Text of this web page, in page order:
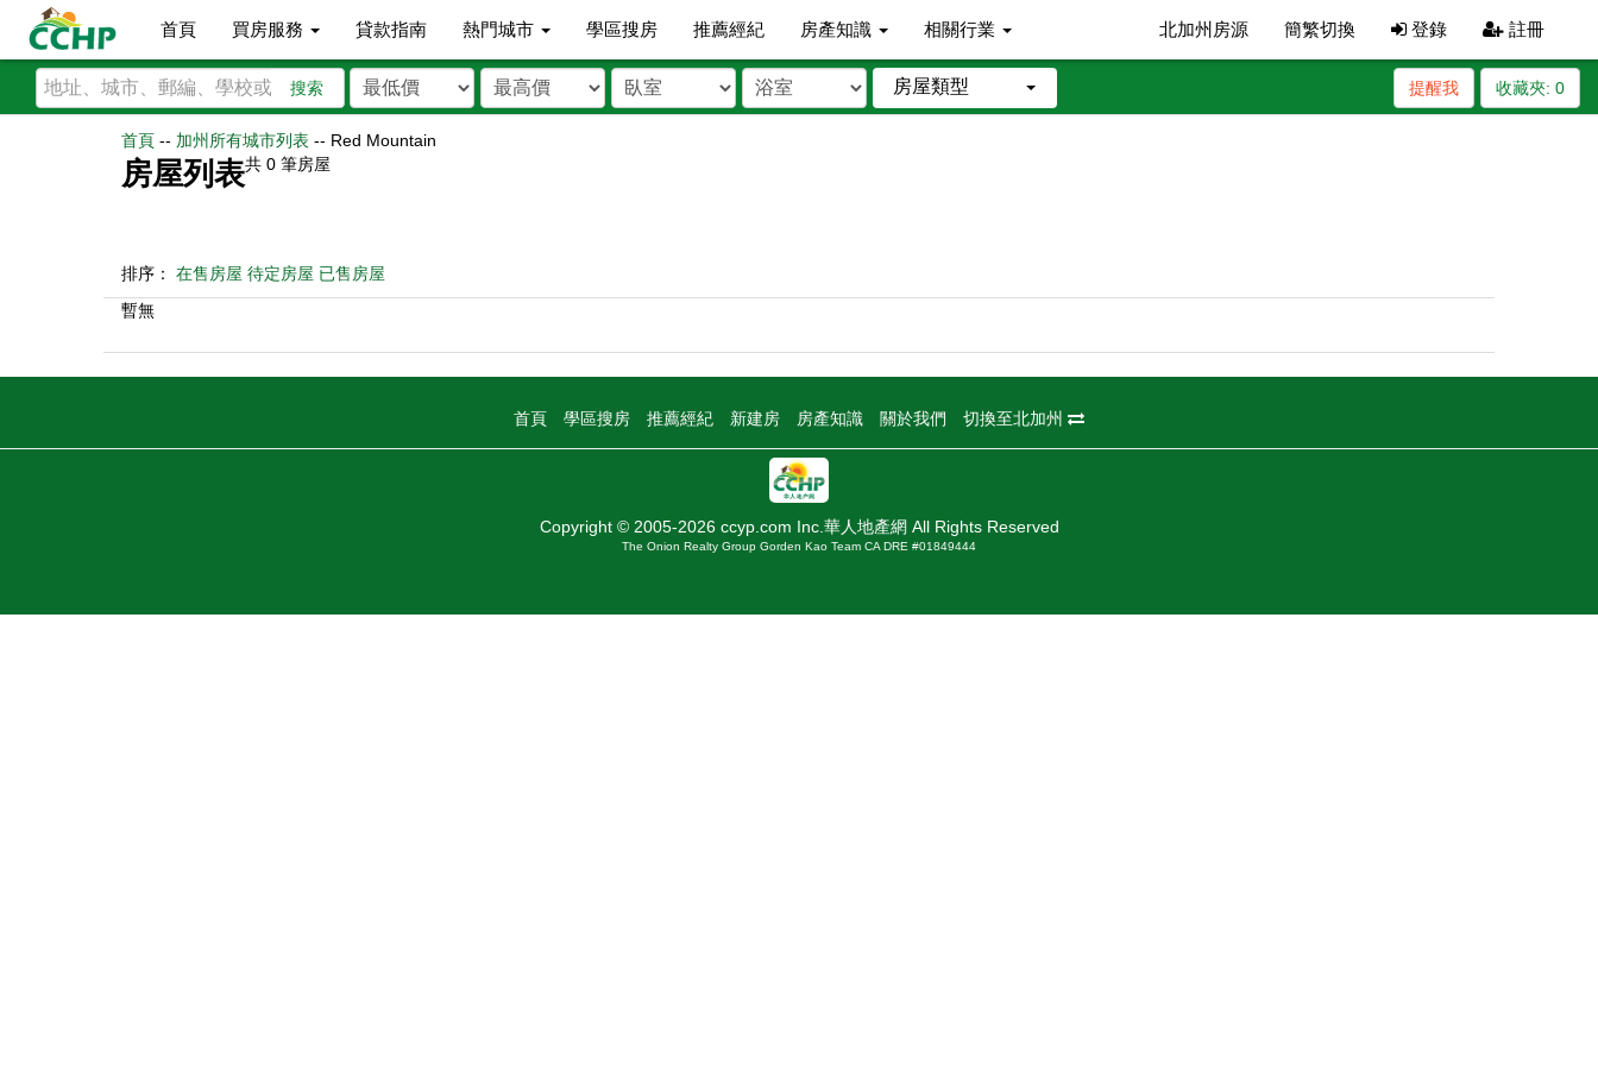
首頁 買房服務 貸款指南 熱門城市 學區搜房 推薦經紀 房產知識 相關行業 北加州房源 簡繁切換 登錄 註冊
搜索 房屋類型 收藏夾: 0
提醒我
首頁 -- 加州所有城市列表 -- Red Mountain
房屋列表共 0 筆房屋
排序： 在售房屋 待定房屋 已售房屋
暫無
首頁 學區搜房 推薦經紀 新建房 房產知識 關於我們 切換至北加州
Copyright © 2005-2026 ccyp.com Inc.華人地產網 All Rights Reserved
The Onion Realty Group Gorden Kao Team CA DRE #01849444